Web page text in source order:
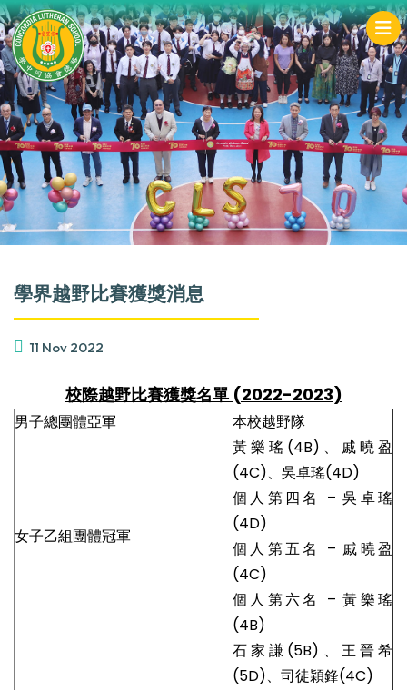
學界越野比賽獲獎消息
11 Nov 2022
校際越野比賽獲獎名單 (2022-2023)
男子總團體亞軍 本校越野隊
女子乙組團體冠軍
黃樂瑤(4B)、戚曉盈
(4C)、吳卓瑤(4D)
個人第四名 – 吳卓瑤
(4D)
個人第五名 – 戚曉盈
(4C)
個人第六名 – 黃樂瑤
(4B)
石家謙(5B)、王晉希
(5D)、司徒穎鋒(4C)